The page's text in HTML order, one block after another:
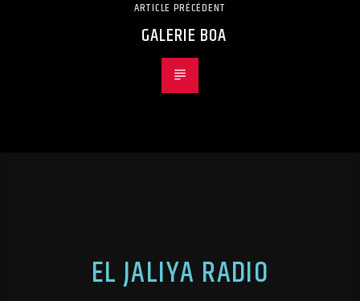
ARTICLE PRÉCÉDENT
GALERIE BOA
EL JALIYA RADIO